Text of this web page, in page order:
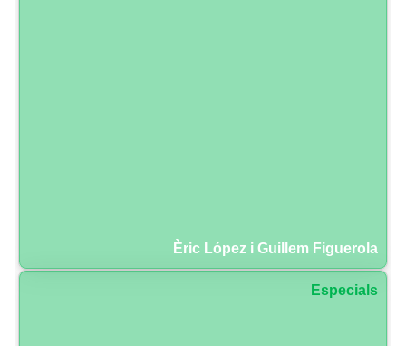
Èric López i Guillem Figuerola
Especials